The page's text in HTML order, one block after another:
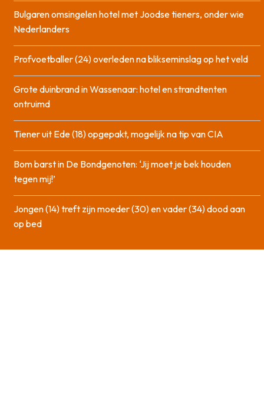
Bulgaren omsingelen hotel met Joodse tieners, onder wie
Nederlanders
Profvoetballer (24) overleden na blikseminslag op het veld
Grote duinbrand in Wassenaar: hotel en strandtenten
ontruimd
Tiener uit Ede (18) opgepakt, mogelijk na tip van CIA
Bom barst in De Bondgenoten: ‘Jij moet je bek houden
tegen mij!’
Jongen (14) treft zijn moeder (30) en vader (34) dood aan
op bed